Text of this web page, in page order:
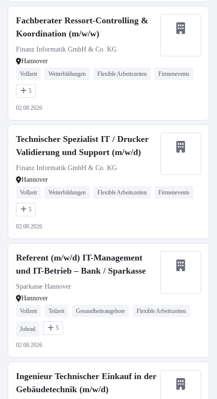
Fachberater Ressort-Controlling &
Koordination (m/w/w)
Finanz Informatik GmbH & Co. KG
Hannover
Vollzeit Weiterbildungen Flexible Arbeitszeiten Firmenevents
5
02.08.2026
Technischer Spezialist IT / Drucker
Validierung und Support (m/w/d)
Finanz Informatik GmbH & Co. KG
Hannover
Vollzeit Weiterbildungen Flexible Arbeitszeiten Firmenevents
5
02.08.2026
Referent (m/w/d) IT-Management
und IT-Betrieb – Bank / Sparkasse
Sparkasse Hannover
Hannover
Vollzeit Teilzeit Gesundheitsangebote Flexible Arbeitszeiten
Jobrad 5
02.08.2026
Ingenieur Technischer Einkauf in der
Gebäudetechnik (m/w/d)